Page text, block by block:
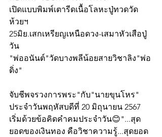
เปิดแบบพิมพ์เตารีดเนื้อโลหะปู่ทวดวัด
ห้วยฯ
25มิย.เสกเหรียญเหนือดวง-เสมาหัวเสือปู่
วัน
"พ่ออนันต์"วัดบางพลีน้อยสายวิชาลิง"พ่อ
ดิ่ง"
จับชีพจรวงการพระ"กับ"นายขุนโหร"
ประจำวันพฤหัสบดีที่ 20 มิถุนายน 2567
เริ่มด้วยข้อคิดคำคมประจำวัน😊"...สุด
ยอดของเงินทอง คือวิชาความรู้...สุดยอด